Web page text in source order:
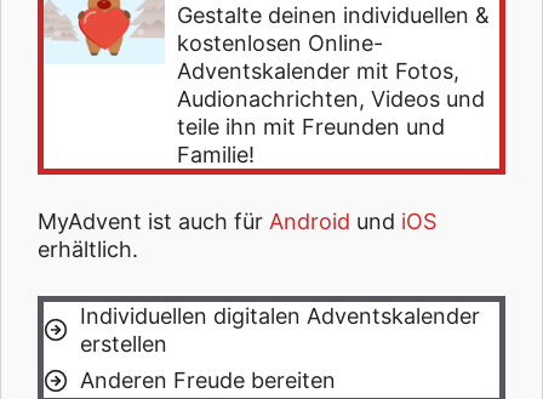
Gestalte deinen individuellen &
kostenlosen Online-
Adventskalender mit Fotos,
Audionachrichten, Videos und
teile ihn mit Freunden und
Familie!
MyAdvent ist auch für Android und iOS
erhältlich.
Individuellen digitalen Adventskalender
erstellen
Anderen Freude bereiten